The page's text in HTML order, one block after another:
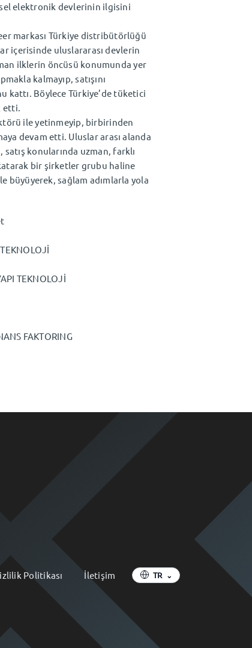
elektronik devlerinin ilgisini
markası Türkiye distribütörlüğü
içerisinde uluslararası devlerin
ilklerin öncüsü konumunda yer
kalmayıp, satışını
Böylece Türkiye’de tüketici
etti.
ile yetinmeyip, birbirinden
devam etti. Uluslar arası alanda
konularında uzman, farklı
bir şirketler grubu haline
büyüyerek, sağlam adımlarla yola
TEKNOLOJİ
SAY YAPI TEKNOLOJİ
FAKTORING
Politikası İletişim TR ⌄